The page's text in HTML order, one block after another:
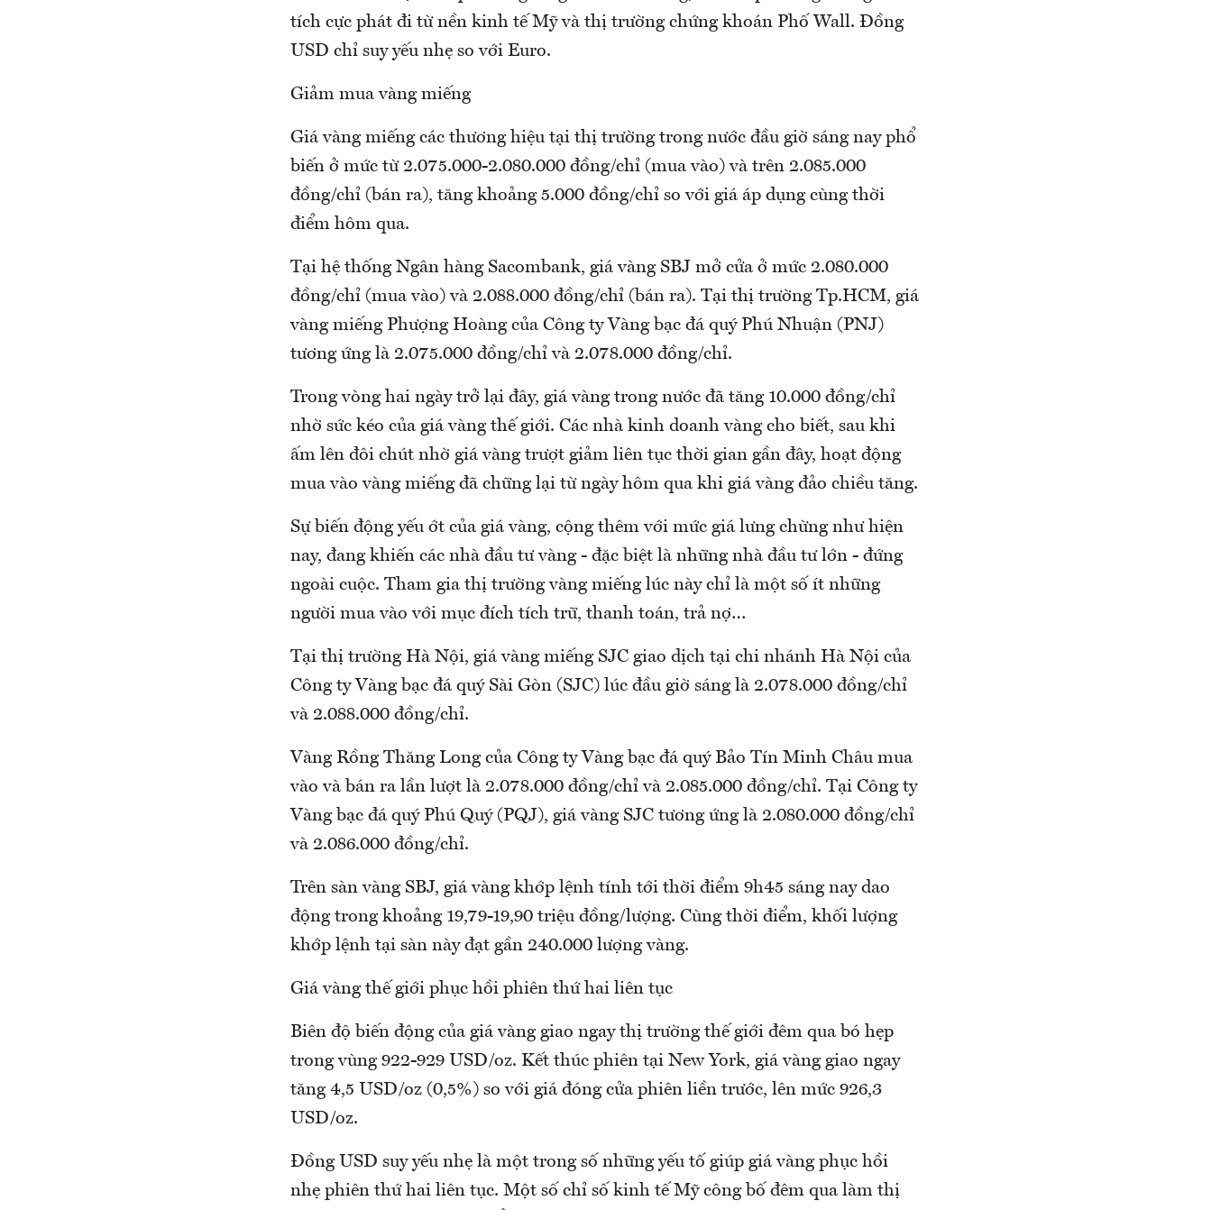
tích cực phát đi từ nền kinh tế Mỹ và thị trường chứng khoán Phố Wall. Đồng
USD chỉ suy yếu nhẹ so với Euro.
Giảm mua vàng miếng
Giá vàng miếng các thương hiệu tại thị trường trong nước đầu giờ sáng nay phổ
biến ở mức từ 2.075.000-2.080.000 đồng/chỉ (mua vào) và trên 2.085.000
đồng/chỉ (bán ra), tăng khoảng 5.000 đồng/chỉ so với giá áp dụng cùng thời
điểm hôm qua.
Tại hệ thống Ngân hàng Sacombank, giá vàng SBJ mở cửa ở mức 2.080.000
đồng/chỉ (mua vào) và 2.088.000 đồng/chỉ (bán ra). Tại thị trường Tp.HCM, giá
vàng miếng Phượng Hoàng của Công ty Vàng bạc đá quý Phú Nhuận (PNJ)
tương ứng là 2.075.000 đồng/chỉ và 2.078.000 đồng/chỉ.
Trong vòng hai ngày trở lại đây, giá vàng trong nước đã tăng 10.000 đồng/chỉ
nhờ sức kéo của giá vàng thế giới. Các nhà kinh doanh vàng cho biết, sau khi
ấm lên đôi chút nhờ giá vàng trượt giảm liên tục thời gian gần đây, hoạt động
mua vào vàng miếng đã chững lại từ ngày hôm qua khi giá vàng đảo chiều tăng.
Sự biến động yếu ớt của giá vàng, cộng thêm với mức giá lưng chừng như hiện
nay, đang khiến các nhà đầu tư vàng - đặc biệt là những nhà đầu tư lớn - đứng
ngoài cuộc. Tham gia thị trường vàng miếng lúc này chỉ là một số ít những
người mua vào với mục đích tích trữ, thanh toán, trả nợ…
Tại thị trường Hà Nội, giá vàng miếng SJC giao dịch tại chi nhánh Hà Nội của
Công ty Vàng bạc đá quý Sài Gòn (SJC) lúc đầu giờ sáng là 2.078.000 đồng/chỉ
và 2.088.000 đồng/chỉ.
Vàng Rồng Thăng Long của Công ty Vàng bạc đá quý Bảo Tín Minh Châu mua
vào và bán ra lần lượt là 2.078.000 đồng/chỉ và 2.085.000 đồng/chỉ. Tại Công ty
Vàng bạc đá quý Phú Quý (PQJ), giá vàng SJC tương ứng là 2.080.000 đồng/chỉ
và 2.086.000 đồng/chỉ.
Trên sàn vàng SBJ, giá vàng khớp lệnh tính tới thời điểm 9h45 sáng nay dao
động trong khoảng 19,79-19,90 triệu đồng/lượng. Cùng thời điểm, khối lượng
khớp lệnh tại sàn này đạt gần 240.000 lượng vàng.
Giá vàng thế giới phục hồi phiên thứ hai liên tục
Biên độ biến động của giá vàng giao ngay thị trường thế giới đêm qua bó hẹp
trong vùng 922-929 USD/oz. Kết thúc phiên tại New York, giá vàng giao ngay
tăng 4,5 USD/oz (0,5%) so với giá đóng cửa phiên liền trước, lên mức 926,3
USD/oz.
Đồng USD suy yếu nhẹ là một trong số những yếu tố giúp giá vàng phục hồi
nhẹ phiên thứ hai liên tục. Một số chỉ số kinh tế Mỹ công bố đêm qua làm thị